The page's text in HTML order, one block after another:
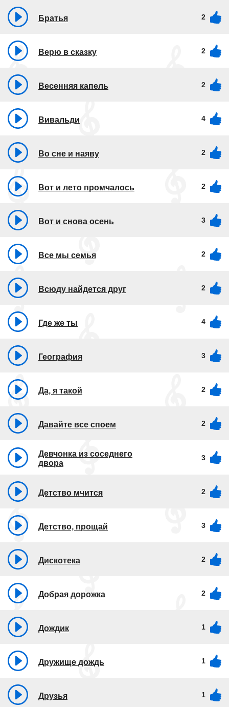
Братья 2
Верю в сказку 2
Весенняя капель 2
Вивальди 4
Во сне и наяву 2
Вот и лето промчалось 2
Вот и снова осень 3
Все мы семья 2
Всюду найдется друг 2
Где же ты 4
География 3
Да, я такой 2
Давайте все споем 2
Девчонка из соседнего
двора
3
Детство мчится 2
Детство, прощай 3
Дискотека 2
Добрая дорожка 2
Дождик 1
Дружище дождь 1
Друзья 1